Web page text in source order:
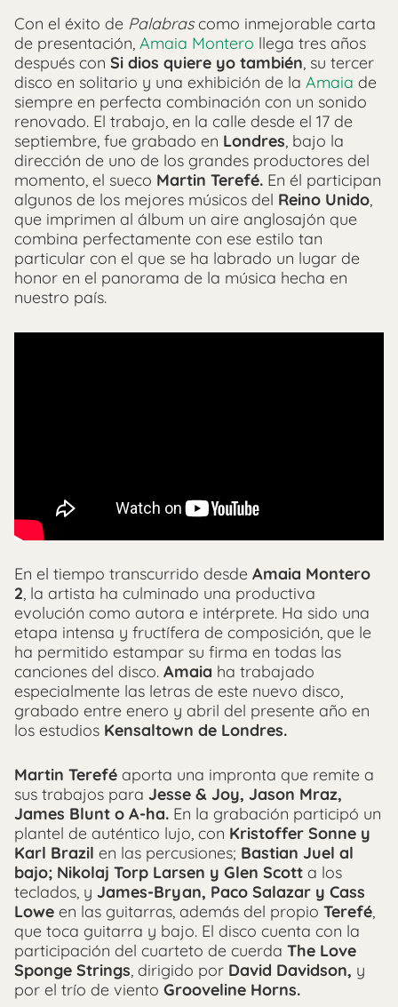
Con el éxito de Palabrascomo inmejorable carta
de presentación, Amaia Montero llega tres años
después con Si dios quiere yo también , su tercer
disco en solitario y una exhibición de la Amaia de
siempre en perfecta combinación con un sonido
renovado. El trabajo, en la calle desde el 17 de
septiembre, fue grabado en Londres , bajo la
dirección de uno de los grandes productores del
momento, el sueco Martin Terefé. En él participan
algunos de los mejores músicos del Reino Unido
que imprimen al álbum un aire anglosajón que
combina perfectamente con ese estilo tan
particular con el que se ha labrado un lugar de
honor en el panorama de la música hecha en
nuestro país.
En el tiempo transcurrido desde Amaia Montero
2 , la artista ha culminado una productiva
evolución como autora e intérprete. Ha sido una
etapa intensa y fructífera de composición, que le
ha permitido estampar su firma en todas las
canciones del disco. Amaia ha trabajado
especialmente las letras de este nuevo disco,
grabado entre enero y abril del presente año en
los estudios Kensaltown de Londres.
Martin Terefé aporta una impronta que remite a
sus trabajos para Jesse & Joy, Jason Mraz,
James Blunt o A-ha. En la grabación participó un
plantel de auténtico lujo, con Kristoffer Sonne y
Karl Brazil en las percusiones; Bastian Juel al
bajo; Nikolaj Torp Larsen y Glen Scott a los
teclados, y James-Bryan, Paco Salazar y Cass
Lowe en las guitarras, además del propio Terefé
que toca guitarra y bajo. El disco cuenta con la
participación del cuarteto de cuerda The Love
Sponge Strings , dirigido por David Davidson, y
por el trío de viento Grooveline Horns.